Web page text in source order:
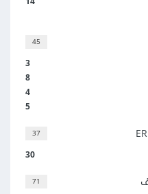
45
3
8
4
5
37
30
71